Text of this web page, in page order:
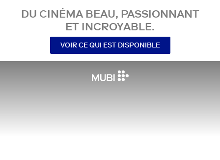
DU CINÉMA BEAU, PASSIONNANT
ET INCROYABLE.
VOIR CE QUI EST DISPONIBLE